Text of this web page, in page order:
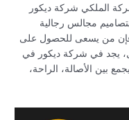
الملكي شركة ديكور
مجالس رجالية
فإن من يسعى للحصول على
يجد في شركة ديكور في
بين الأصالة، الراحة،